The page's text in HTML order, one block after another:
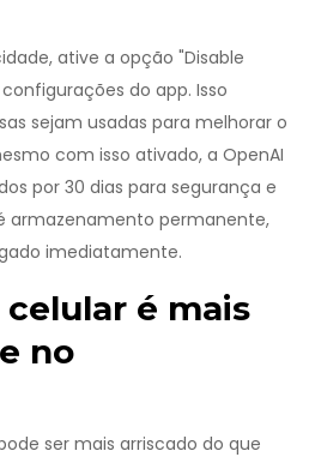
ative a opção "Disable
do app. Isso
sejam usadas para melhorar o
com isso ativado, a OpenAI
por 30 dias para segurança e
armazenamento permanente,
imediatamente.
celular é mais
no
ser mais arriscado do que